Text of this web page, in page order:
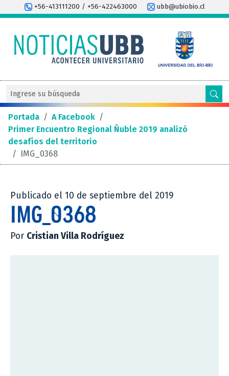
+56-413111200 / +56-422463000 ubb@ubiobio.cl
Portada / A Facebook /
Primer Encuentro Regional Ñuble 2019 analizó
desafíos del territorio
/ IMG_0368
Publicado el 10 de septiembre del 2019
IMG_0368
Por Cristian Villa Rodríguez